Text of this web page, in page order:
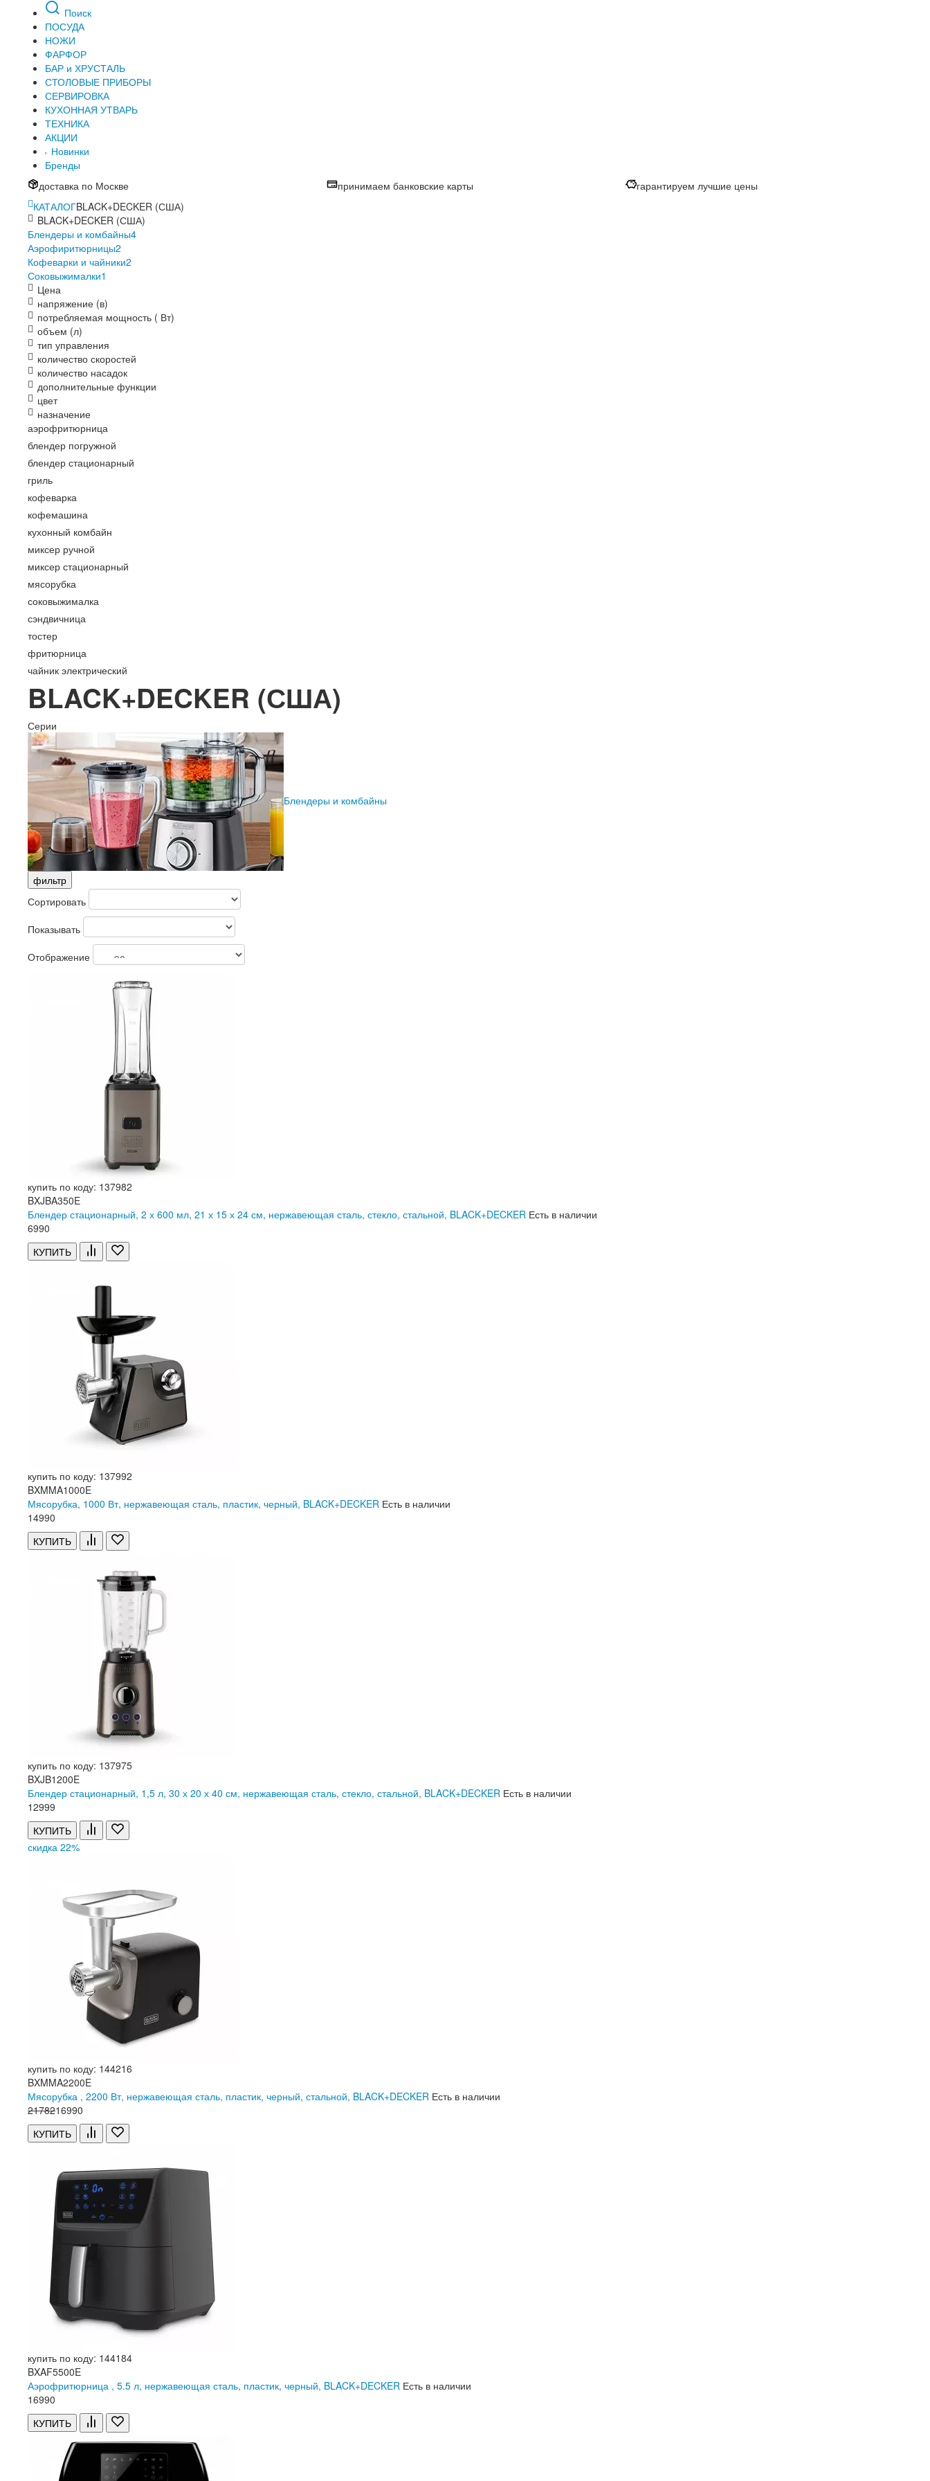
Поиск
ПОСУДА
НОЖИ
ФАРФОР
БАР и ХРУСТАЛЬ
СТОЛОВЫЕ ПРИБОРЫ
СЕРВИРОВКА
КУХОННАЯ УТВАРЬ
ТЕХНИКА
АКЦИИ
Новинки
Бренды
доставка по Москве
принимаем банковские карты
гарантируем лучшие цены
КАТАЛОГBLACK+DECKER (США)
BLACK+DECKER (США)
Блендеры и комбайны4
Аэрофиритюрницы2
Кофеварки и чайники2
Соковыжималки1
Цена
напряжение (в)
потребляемая мощность ( Вт)
объем (л)
тип управления
количество скоростей
количество насадок
дополнительные функции
цвет
назначение
аэрофритюрница
блендер погружной
блендер стационарный
гриль
кофеварка
кофемашина
кухонный комбайн
миксер ручной
миксер стационарный
мясорубка
соковыжималка
сэндвичница
тостер
фритюрница
чайник электрический
BLACK+DECKER (США)
Серии
Блендеры и комбайны
фильтр
Сортировать
Показывать
Отображение
купить по коду: 137982
BXJBA350E
Блендер стационарный, 2 х 600 мл, 21 х 15 х 24 см, нержавеющая сталь, стекло, стальной, BLACK+DECKER Есть в наличии
6990
КУПИТЬ
купить по коду: 137992
BXMMA1000E
Мясорубка, 1000 Вт, нержавеющая сталь, пластик, черный, BLACK+DECKER Есть в наличии
14990
КУПИТЬ
купить по коду: 137975
BXJB1200E
Блендер стационарный, 1,5 л, 30 х 20 х 40 см, нержавеющая сталь, стекло, стальной, BLACK+DECKER Есть в наличии
12999
КУПИТЬ
скидка 22%
купить по коду: 144216
BXMMA2200E
Мясорубка , 2200 Вт, нержавеющая сталь, пластик, черный, стальной, BLACK+DECKER Есть в наличии
2178216990
КУПИТЬ
купить по коду: 144184
BXAF5500E
Аэрофритюрница , 5.5 л, нержавеющая сталь, пластик, черный, BLACK+DECKER Есть в наличии
16990
КУПИТЬ